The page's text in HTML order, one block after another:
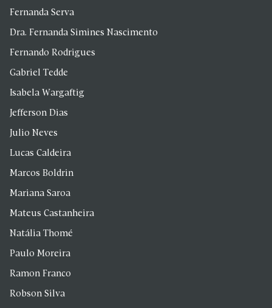
Fernanda Serva
Dra. Fernanda Simines Nascimento
Fernando Rodrigues
Gabriel Tedde
Isabela Wargaftig
Jefferson Dias
Julio Neves
Lucas Caldeira
Marcos Boldrin
Mariana Saroa
Mateus Castanheira
Natália Thomé
Paulo Moreira
Ramon Franco
Robson Silva